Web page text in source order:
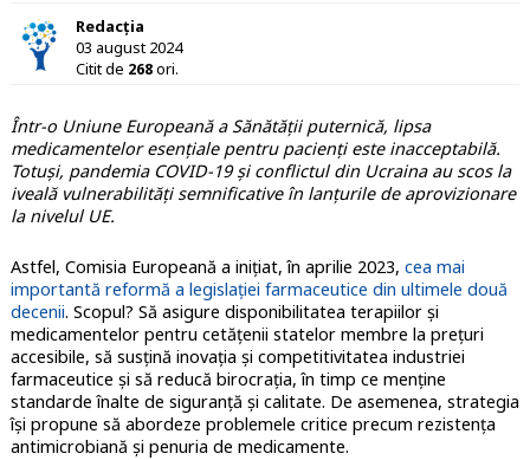
Redacția
03 august 2024
Citit de 268ori.
Într-o Uniune Europeană a Sănătății puternică, lipsa
medicamentelor esențiale pentru pacienți este inacceptabilă.
Totuși, pandemia COVID-19 și conflictul din Ucraina au scos la
iveală vulnerabilități semnificative în lanțurile de aprovizionare
la nivelul UE.
Astfel, Comisia Europeană a inițiat, în aprilie 2023, cea mai
importantă reformă a legislației farmaceutice din ultimele două
decenii. Scopul? Să asigure disponibilitatea terapiilor și
medicamentelor pentru cetățenii statelor membre la prețuri
accesibile, să susțină inovația și competitivitatea industriei
farmaceutice și să reducă birocrația, în timp ce menține
standarde înalte de siguranță și calitate. De asemenea, strategia
își propune să abordeze problemele critice precum rezistența
antimicrobiană și penuria de medicamente.